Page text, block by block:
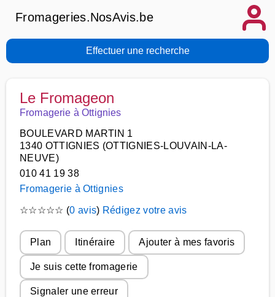
Fromageries.NosAvis.be
Effectuer une recherche
Le Fromageon
Fromagerie à Ottignies
BOULEVARD MARTIN 1
1340 OTTIGNIES (OTTIGNIES-LOUVAIN-LA-
NEUVE)
010 41 19 38
Fromagerie à Ottignies
☆☆☆☆☆ (0 avis) Rédigez votre avis
Plan Itinéraire Ajouter à mes favoris
Je suis cette fromagerie
Signaler une erreur